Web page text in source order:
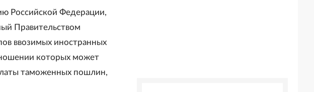
Российской Федерации,
Правительством
ввозимых иностранных
которых может
таможенных пошлин,